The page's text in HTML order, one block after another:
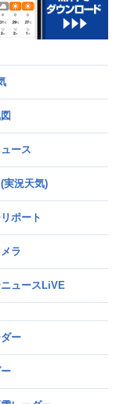
ース
実況天気)
ポート
ラ
ュースLiVE
ー